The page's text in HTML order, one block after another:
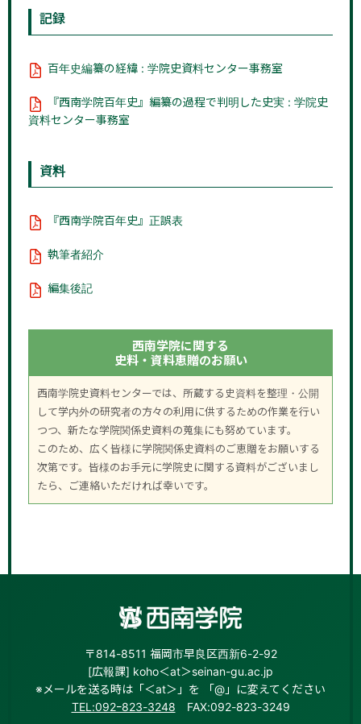
記録
百年史編纂の経緯 : 学院史資料センター事務室
『西南学院百年史』編纂の過程で判明した史実 : 学院史
資料センター事務室
資料
『西南学院百年史』正誤表
執筆者紹介
編集後記
西南学院に関する
史料・資料恵贈のお願い
西南学院史資料センターでは、所蔵する史資料を整理・公開
して学内外の研究者の方々の利用に供するための作業を行い
つつ、新たな学院関係史資料の蒐集にも努めています。
このため、広く皆様に学院関係史資料のご恵贈をお願いする
次第です。皆様のお手元に学院史に関する資料がございまし
たら、ご連絡いただければ幸いです。
〒814-8511 福岡市早良区西新6-2-92
[広報課] koho＜at＞seinan-gu.ac.jp
※メールを送る時は「＜at＞」を 「@」に変えてください
TEL:092ｰ823-3248 FAX:092-823-3249